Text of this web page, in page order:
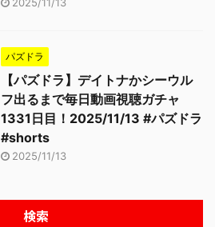
パズドラ
【パズドラ】デイトナかシーウル
フ出るまで毎日動画視聴ガチャ
1331日目！2025/11/13 #パズドラ
#shorts
2025/11/13
検索